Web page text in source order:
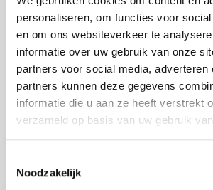
personaliseren, om functies voor
en om ons websiteverkeer te
informatie over uw gebruik van onze
partners voor social media, adverteren
partners kunnen deze gegevens
informatie die u aan ze heeft verstrekt
verzameld op basis van uw gebruik
Noodzakelijk
Russische
Turkse Lira
Australische